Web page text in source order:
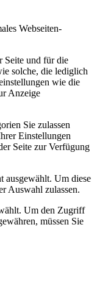
Webseiten-
Seite und für die
solche, die lediglich
wie die
Anzeige
Sie zulassen
Einstellungen
Seite zur Verfügung
ausgewählt. Um diese
Auswahl zulassen.
Um den Zugriff
müssen Sie